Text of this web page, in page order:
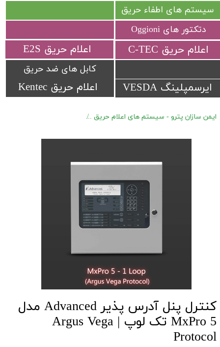
اعلام حریق Kentec
​اعلام حریق C-TEC​​​​​​​ ​اعلام حریق E2S
ایرسمپلینگ VESDA
سیستم های اطفاء حریق
کابل های ضد حریق
دتکتور های Oggioni
ایمن سازان پترو - سیستم های اعلام حریق
کنترل پنل آدرس پذیر Advanced مدل
MxPro 5 تک لوپ | Argus Vega
Protocol